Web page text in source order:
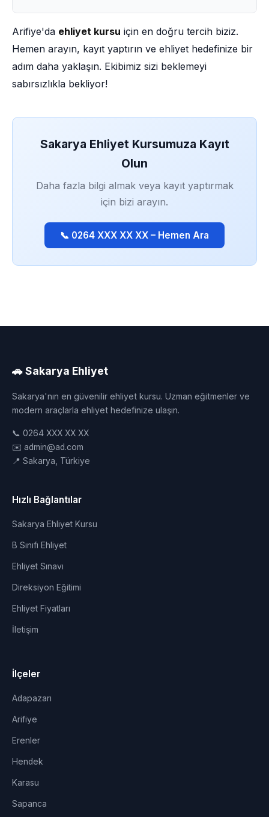
Arifiye'da ehliyet kursu için en doğru tercih biziz.
Hemen arayın, kayıt yaptırın ve ehliyet hedefinize bir
adım daha yaklaşın. Ekibimiz sizi beklemeyi
sabırsızlıkla bekliyor!
Sakarya Ehliyet Kursumuza Kayıt
Olun
Daha fazla bilgi almak veya kayıt yaptırmak
için bizi arayın.
📞 0264 XXX XX XX – Hemen Ara
🚗 Sakarya Ehliyet
Sakarya'nın en güvenilir ehliyet kursu. Uzman eğitmenler ve
modern araçlarla ehliyet hedefinize ulaşın.
📞 0264 XXX XX XX
✉️ admin@ad.com
📍 Sakarya, Türkiye
Hızlı Bağlantılar
Sakarya Ehliyet Kursu
B Sınıfı Ehliyet
Ehliyet Sınavı
Direksiyon Eğitimi
Ehliyet Fiyatları
İletişim
İlçeler
Adapazarı
Arifiye
Erenler
Hendek
Karasu
Sapanca